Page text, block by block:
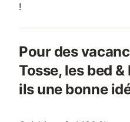
!
Pour des
Tosse, les bed
ils une bonne